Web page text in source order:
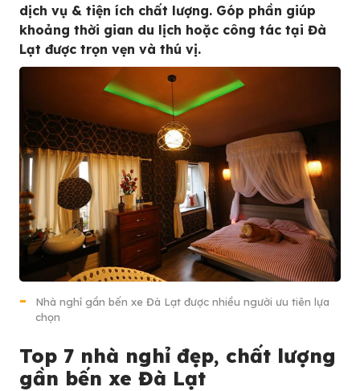
dịch vụ & tiện ích chất lượng. Góp phần giúp
khoảng thời gian du lịch hoặc công tác tại Đà
Lạt được trọn vẹn và thú vị.
Nhà nghỉ gần bến xe Đà Lạt được nhiều người ưu tiên lựa
chọn
Top 7 nhà nghỉ đẹp, chất lượng
gần bến xe Đà Lạt